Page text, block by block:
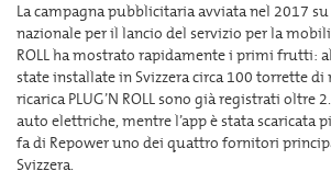
La campagna pubblicitaria avviata nel 2017
nazionale per il lancio del servizio per la
ROLL ha mostrato rapidamente i primi frutti:
state installate in Svizzera circa 100 torrette di
ricarica PLUG’N ROLL sono già registrati oltre
auto elettriche, mentre l’app è stata scaricata
fa di Repower uno dei quattro fornitori
Svizzera.